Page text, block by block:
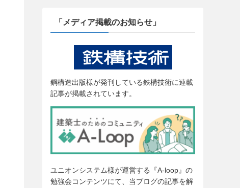
「メディア掲載のお知らせ」
鋼構造出版様が発刊している鉄構技術に連載
記事が掲載されています。
ユニオンシステム様が運営する『A-loop』の
勉強会コンテンツにて、当ブログの記事を解